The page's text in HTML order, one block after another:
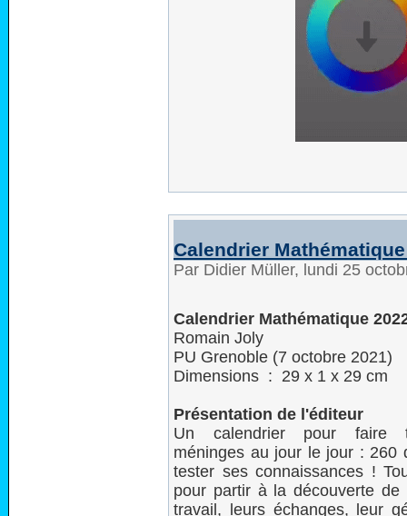
Calendrier
Par Didier Müller, lundi 25
Calendrier Mathématique
Romain Joly
PU Grenoble (7 octobre 2021)
Dimensions ‏ : ‎ 29 x 1 x 29 cm
Présentation de l'éditeur
Un calendrier pour faire
méninges au jour le jour : 260
tester ses connaissances !
pour partir à la découverte
travail, leurs échanges, leur